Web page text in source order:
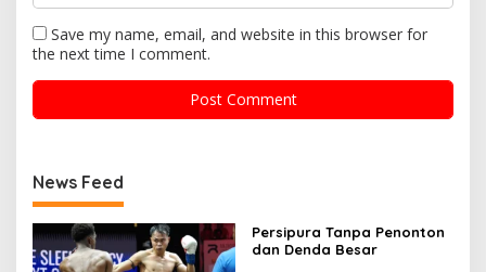
Save my name, email, and website in this browser for
the next time I comment.
News Feed
Persipura Tanpa Penonton
dan Denda Besar